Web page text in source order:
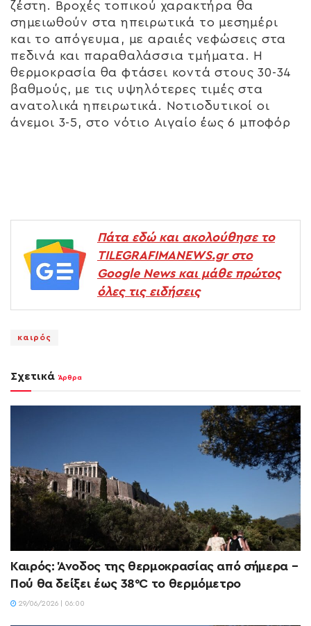
ζέστη. Βροχές τοπικού χαρακτήρα θα
σημειωθούν στα ηπειρωτικά το μεσημέρι
και το απόγευμα, με αραιές νεφώσεις στα
πεδινά και παραθαλάσσια τμήματα. Η
θερμοκρασία θα φτάσει κοντά στους 30-34
βαθμούς, με τις υψηλότερες τιμές στα
ανατολικά ηπειρωτικά. Νοτιοδυτικοί οι
άνεμοι 3-5, στο νότιο Αιγαίο έως 6 μποφόρ
Πάτα εδώ και ακολούθησε το
TILEGRAFIMANEWS.gr στο
Google News και μάθε πρώτος
όλες τις ειδήσεις
καιρός
Σχετικά Άρθρα
Καιρός: Άνοδος της θερμοκρασίας από σήμερα –
Πού θα δείξει έως 38°C το θερμόμετρο
29/06/2026 | 06:00